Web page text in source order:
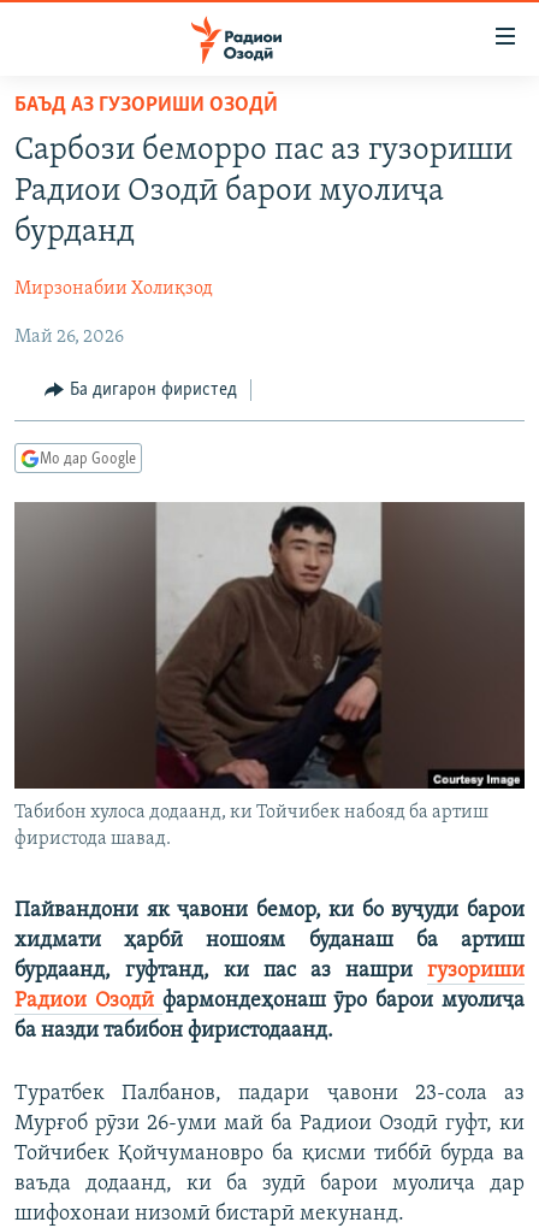
Ҷаҳиш
мояи
аслӣ
Ҷаҳиш
ба
феҳристи
Ҷаҳиш
ҷустор
ГӮШАҲО
СИЁСАТ
ҚАЗИЯИ "КРОКУС"
ОСИЁИ МАРКАЗӢ
ФАРҲАНГ
ВАРЗИШ
ГАПИ ОЗОД
РӮЗГОРИ МУҲОҶИР
ТАҲҚИҚОТ
ҶАНГ ДАР УКРАИНА
НАЗАРИ МАРДУМ
ОЗОДӢ ОНЛАЙН
ВИДЕО
ГУЗОРИШҲОИ РАДИОӢ
РӮЙХАТҲО
Ҳамаи сомонаҳои RFE/RL
БАЪД АЗ ГУЗОРИШИ ОЗОДӢ
Сарбози беморро пас аз гузориши
Радиои Озодӣ барои муолиҷа
бурданд
Мирзонабии Холиқзод
Май 26, 2026
Ба дигарон фиристед
Мо дар Google
Табибон хулоса додаанд, ки Тойчибек набояд ба артиш
фиристода шавад.
Пайвандони як ҷавони бемор, ки бо вуҷуди барои
хидмати ҳарбӣ ношоям буданаш ба артиш
бурдаанд, гуфтанд, ки пас аз нашри гузориши
Радиои Озодӣ фармондеҳонаш ӯро барои муолиҷа
ба назди табибон фиристодаанд.
Туратбек Палбанов, падари ҷавони 23-сола аз
Мурғоб рӯзи 26-уми май ба Радиои Озодӣ гуфт, ки
Тойчибек Қойчумановро ба қисми тиббӣ бурда ва
ваъда додаанд, ки ба зудӣ барои муолиҷа дар
шифохонаи низомӣ бистарӣ мекунанд.